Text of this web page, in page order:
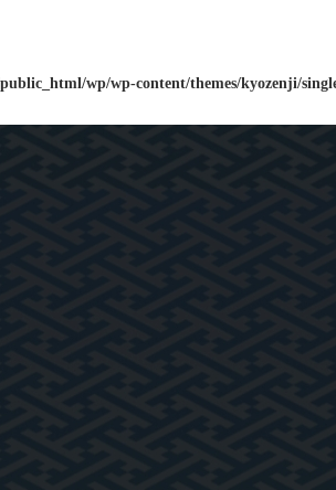
wp/wp-content/themes/kyozenji/